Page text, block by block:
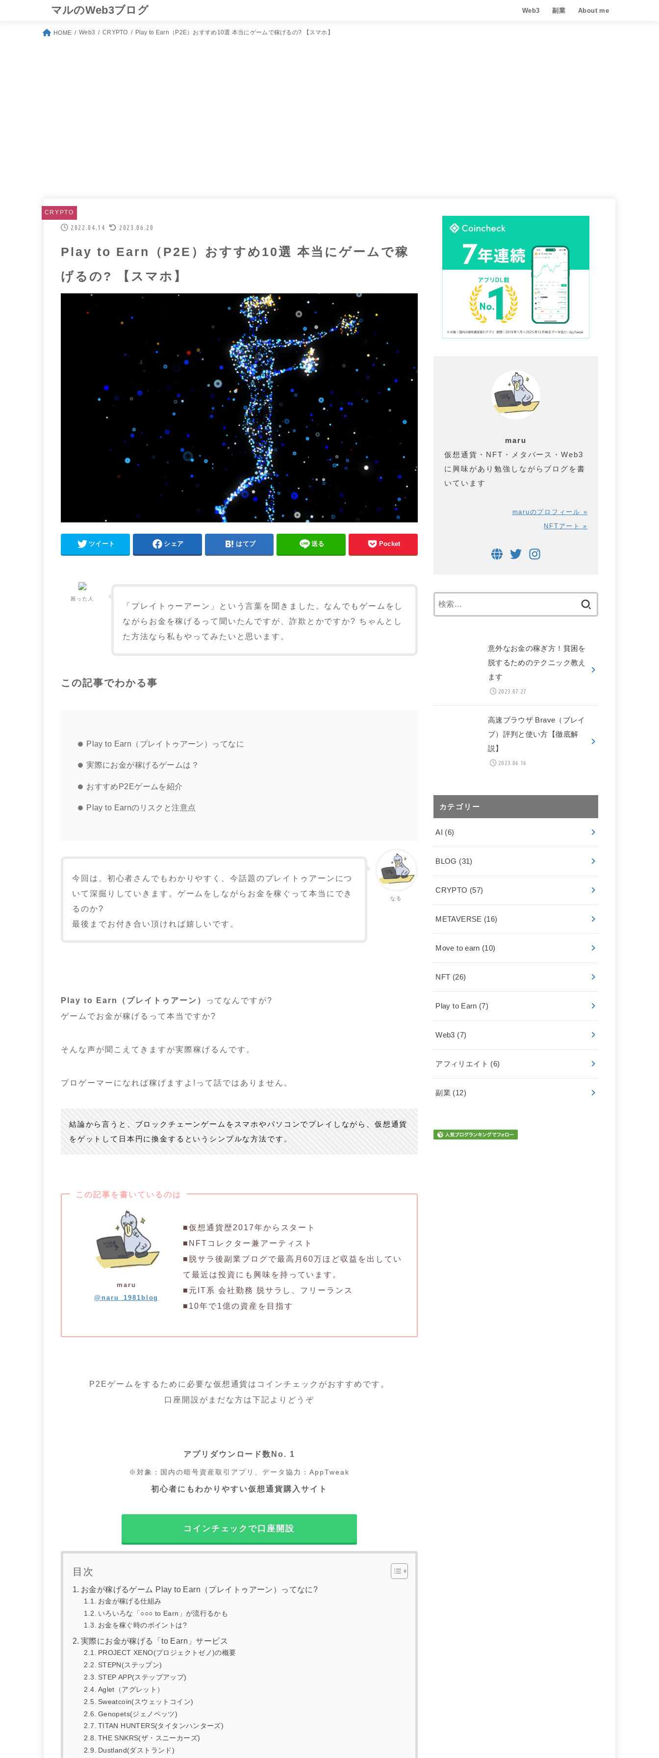
マルのWeb3ブログ Web3 副業 About me
HOME Web3 CRYPTO Play to Earn（P2E）おすすめ10選 本当にゲームで稼げるの? 【スマホ】
CRYPTO
2022.04.14 2023.06.20
Play to Earn（P2E）おすすめ10選 本当にゲームで稼
げるの? 【スマホ】
ツイート シェア はてブ 送る Pocket
困った人
「プレイトゥーアーン」という言葉を聞きました。なんでもゲームをし
ながらお金を稼げるって聞いたんですが、詐欺とかですか? ちゃんとし
た方法なら私もやってみたいと思います。
この記事でわかる事
Play to Earn（プレイトゥアーン）ってなに
実際にお金が稼げるゲームは？
おすすめP2Eゲームを紹介
Play to Earnのリスクと注意点
なる
今回は、初心者さんでもわかりやすく、今話題のプレイトゥアーンにつ
いて深掘りしていきます。ゲームをしながらお金を稼ぐって本当にでき
るのか?
最後までお付き合い頂ければ嬉しいです。
Play to Earn（プレイトゥアーン）
ってなんですが?
ゲームでお金が稼げるって本当ですか?
そんな声が聞こえてきますが実際稼げるんです。
プロゲーマーになれば稼げますよ!って話ではありません。
結論から言うと、ブロックチェーンゲームをスマホやパソコンでプレイしながら、仮想通貨
をゲットして日本円に換金するというシンプルな方法です。
この記事を書いているのは
maru
@naru_1981blog
■仮想通貨歴2017年からスタート
■NFTコレクター兼アーティスト
■脱サラ後副業ブログで最高月60万ほど収益を出してい
て最近は投資にも興味を持っています。
■元IT系 会社勤務 脱サラし、フリーランス
■10年で1億の資産を目指す
P2Eゲームをするために必要な仮想通貨はコインチェックがおすすめです。
口座開設がまだな方は下記よりどうぞ
アプリダウンロード数No. 1
※対象：国内の暗号資産取引アプリ、データ協力：AppTweak
初心者にもわかりやすい仮想通貨購入サイト
コインチェックで口座開設
目次
お金が稼げるゲーム Play to Earn（プレイトゥアーン）ってなに?
お金が稼げる仕組み
いろいろな「○○○ to Earn」が流行るかも
お金を稼ぐ時のポイントは?
実際にお金が稼げる「to Earn」サービス
PROJECT XENO(プロジェクトゼノ)の概要
STEPN(ステップン)
STEP APP(ステップアップ)
Aglet（アグレット）
Sweatcoin(スウェットコイン)
Genopets(ジェノペッツ)
TITAN HUNTERS(タイタンハンターズ)
THE SNKRS(ザ・スニーカーズ)
Dustland(ダストランド)
maru
仮想通貨・NFT・メタバース・Web3
に興味があり勉強しながらブログを書
いています
maruのプロフィール »
NFTアート »
意外なお金の稼ぎ方！貧困を
脱するためのテクニック教え
ます
2023.07.27
高速ブラウザ Brave（ブレイ
ブ）評判と使い方【徹底解
説】
2023.06.16
カテゴリー
AI (6)
BLOG (31)
CRYPTO (57)
METAVERSE (16)
Move to earn (10)
NFT (26)
Play to Earn (7)
Web3 (7)
アフィリエイト (6)
副業 (12)